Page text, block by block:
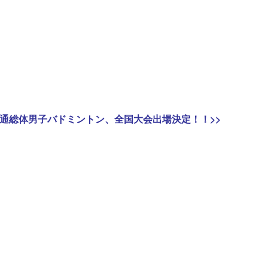
総体男子バドミントン、全国大会出場決定！！ >>